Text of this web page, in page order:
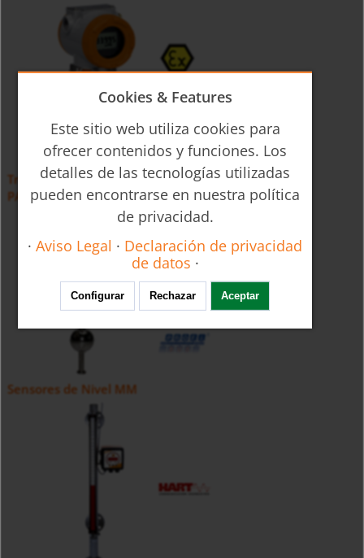
Transmisor de Presión con Separador de Membrana
PAS-...N
Sensores de Nivel MM
Cookies & Features
Este sitio web utiliza cookies para
ofrecer contenidos y funciones. Los
detalles de las tecnologías utilizadas
pueden encontrarse en nuestra política
de privacidad.
·Aviso Legal · Declaración de privacidad
de datos ·
Configurar Rechazar Aceptar